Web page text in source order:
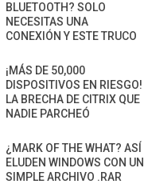
BLUETOOTH? SOLO
NECESITAS UNA
CONEXIÓN Y ESTE TRUCO
¡MÁS DE 50,000
DISPOSITIVOS EN RIESGO!
LA BRECHA DE CITRIX QUE
NADIE PARCHEÓ
¿MARK OF THE WHAT? ASÍ
ELUDEN WINDOWS CON UN
SIMPLE ARCHIVO .RAR